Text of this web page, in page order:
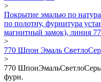
>
Покрытие эмалью по
по полотну, фурнитура
магнитный замок), линия
>
770 Шпон Эмаль
>
770
фурн.